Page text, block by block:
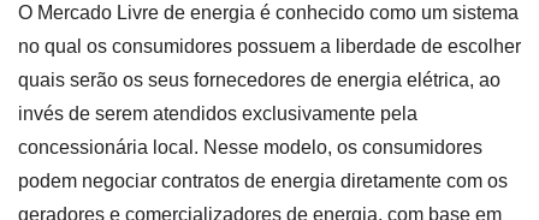
O Mercado Livre de energia é conhecido como um sistema
no qual os consumidores possuem a liberdade de escolher
quais serão os seus fornecedores de energia elétrica, ao
invés de serem atendidos exclusivamente pela
concessionária local. Nesse modelo, os consumidores
podem negociar contratos de energia diretamente com os
geradores e comercializadores de energia, com base em